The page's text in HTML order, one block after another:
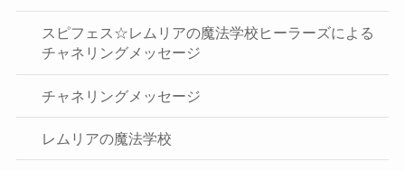
スピフェス☆レムリアの魔法学校ヒーラーズによる
チャネリングメッセージ
チャネリングメッセージ
レムリアの魔法学校